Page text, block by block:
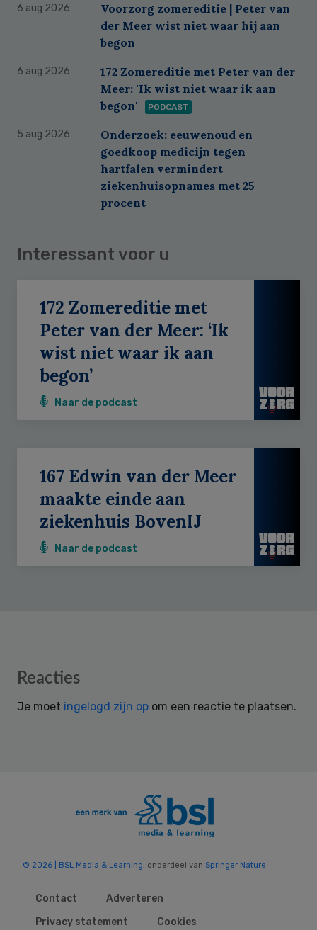
6 aug 2026
Voorzorg zomereditie | Peter van
der Meer wist niet waar hij aan
begon
6 aug 2026
172 Zomereditie met Peter van der
Meer: 'Ik wist niet waar ik aan
begon'
PODCAST
5 aug 2026
Onderzoek: eeuwenoud en
goedkoop medicijn tegen
hartfalen vermindert
ziekenhuisopnames met 25
procent
Interessant voor u
172 Zomereditie met
Peter van der Meer: ‘Ik
wist niet waar ik aan
begon’
Naar de podcast
167 Edwin van der Meer
maakte einde aan
ziekenhuis BovenIJ
Naar de podcast
Reader
Reacties
Je moet ingelogd zijn op om een reactie te plaatsen.
© 2026 | BSL Media & Learning , onderdeel van Springer Nature
Contact
Adverteren
Privacy statement
Cookies